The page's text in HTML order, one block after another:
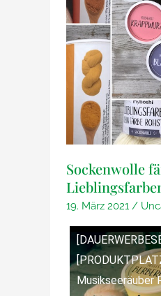
Sockenwolle
19. März 2021 /
Musikseeräuber